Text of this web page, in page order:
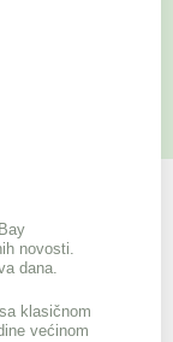
novosti.
dana.
klasičnom
većinom